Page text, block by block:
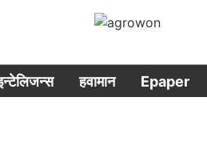
हवामान Epaper